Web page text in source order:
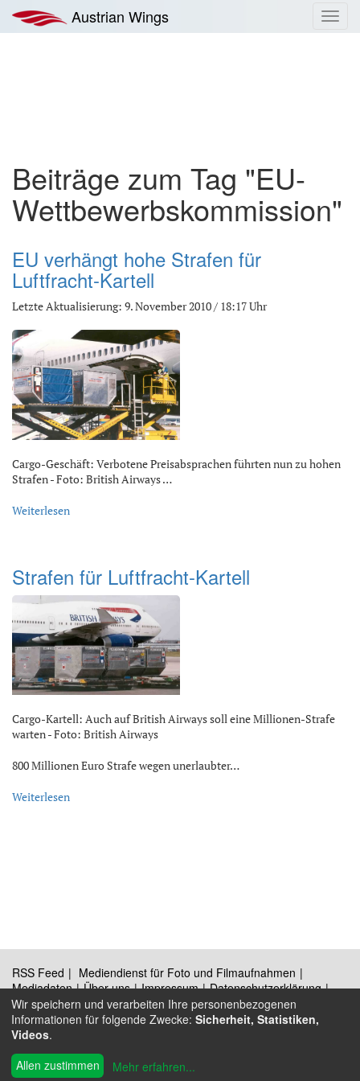
Inhalt
springen
Austrian Wings
Beiträge zum Tag "EU-
Wettbewerbskommission"
EU verhängt hohe Strafen für
Luftfracht-Kartell
Letzte Aktualisierung: 9. November 2010 / 18:17 Uhr
Cargo-Geschäft: Verbotene Preisabsprachen führten nun zu hohen
Strafen - Foto: British Airways …
Weiterlesen
Strafen für Luftfracht-Kartell
Cargo-Kartell: Auch auf British Airways soll eine Millionen-Strafe
warten - Foto: British Airways
800 Millionen Euro Strafe wegen unerlaubter…
Weiterlesen
RSS Feed
Mediendienst für Foto und Filmaufnahmen
Mediadaten
Über uns Impressum
Datenschutzerklärung
Kontakt
© 2009 - 2026 Austrian Wings
Wir speichern und verarbeiten Ihre personenbezogenen
Informationen für folgende Zwecke: Sicherheit, Statistiken,
Videos.
Allen zustimmen
Mehr erfahren...